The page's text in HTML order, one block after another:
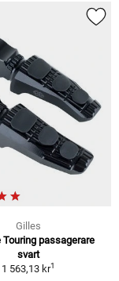
Gilles
Touring passagerare
svart
1 563,13 kr1